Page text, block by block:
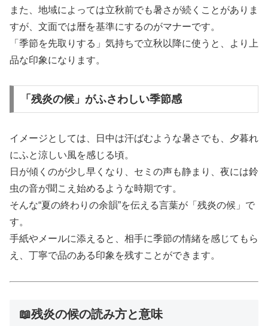
また、地域によっては立秋前でも暑さが続くことがありま
すが、文面では暦を基準にするのがマナーです。
「季節を先取りする」気持ちで立秋以降に使うと、より上
品な印象になります。
「残炎の候」がふさわしい季節感
イメージとしては、日中は汗ばむような暑さでも、夕暮れ
にふと涼しい風を感じる頃。
日が傾くのが少し早くなり、セミの声も静まり、夜には鈴
虫の音が聞こえ始めるような時期です。
そんな“夏の終わりの余韻”を伝える言葉が「残炎の候」で
す。
手紙やメールに添えると、相手に季節の情緒を感じてもら
え、丁寧で品のある印象を残すことができます。
📖残炎の候の読み方と意味